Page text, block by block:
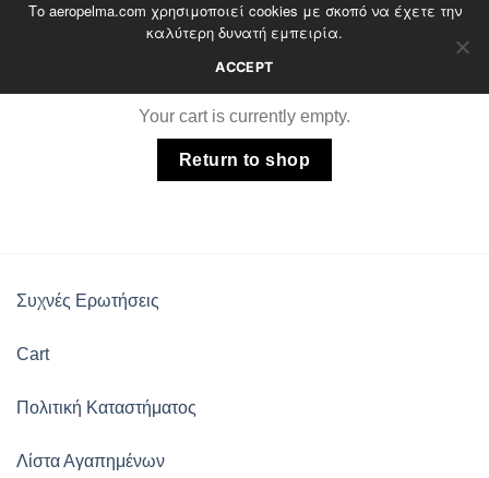
Skip
Your cart is currently empty.
Return to shop
Συχνές Ερωτήσεις
Cart
Πολιτική Καταστήματος
Λίστα Αγαπημένων
Το aeropelma.com χρησιμοποιεί cookies με σκοπό να έχετε την
καλύτερη δυνατή εμπειρία.
ACCEPT